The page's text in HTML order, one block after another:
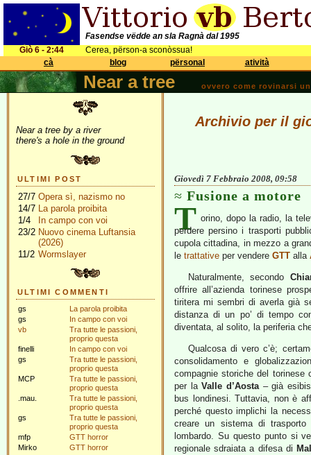
Fasendse vëdde an sla Ragnà dal 1995
Giò 6 - 2:44
Cerea, përson-a sconòssua!
cà
blog përsonal atività
Near a tree ovvero come rovinarsi
Near a tree by a river
there's a hole in the ground
ULTIMI POST
27/7 Opera sì, nazismo no
14/7 La parola proibita
1/4
In campo con voi
23/2 Nuovo cinema Luftansia
(2026)
11/2 Wormslayer
ULTIMI COMMENTI
gs
La parola proibita
gs
In campo con voi
vb
Tra tutte le passioni,
proprio questa
finelli
In campo con voi
gs
Tra tutte le passioni,
proprio questa
MCP
Tra tutte le passioni,
proprio questa
.mau.
Tra tutte le passioni,
proprio questa
gs
Tra tutte le passioni,
proprio questa
mfp
GTT horror
Mirko
GTT horror
Archivio per il
Giovedì 7 Febbraio 2008, 09:58
Fusione a motore
T orino, dopo la radio, la
perdere persino i trasporti
cupola cittadina, in mezzo a
le trattative per vendere GTT alla
Naturalmente, secondo
offrire all’azienda torinese
tiritera mi sembri di averla già
distanza di un po’ di tempo
diventata, al solito, la periferia
Qualcosa di vero c’è;
consolidamento e
compagnie storiche del torinese
per laValle d’Aosta– già
bus londinesi. Tuttavia, non è
perché questo implichi la
creare un sistema di trasporto
lombardo. Su questo punto si
regionale sdraiata a difesa di